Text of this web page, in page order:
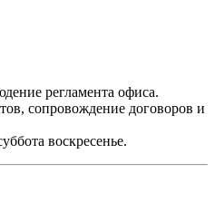
регламента офиса.
сопровождение договоров и
воскресенье.